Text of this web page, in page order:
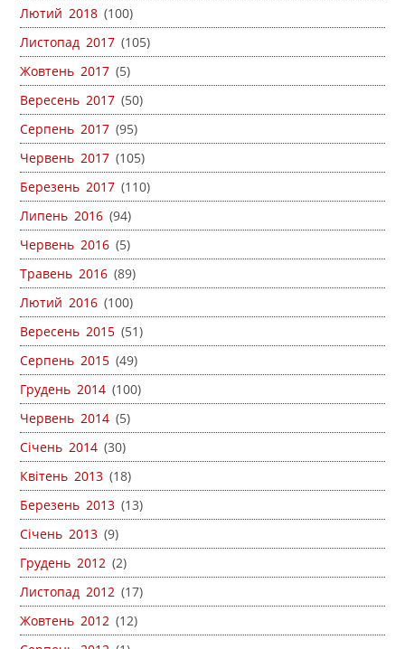
Лютий 2018 (100)
Листопад 2017 (105)
Жовтень 2017 (5)
Вересень 2017 (50)
Серпень 2017 (95)
Червень 2017 (105)
Березень 2017 (110)
Липень 2016 (94)
Червень 2016 (5)
Травень 2016 (89)
Лютий 2016 (100)
Вересень 2015 (51)
Серпень 2015 (49)
Грудень 2014 (100)
Червень 2014 (5)
Січень 2014 (30)
Квітень 2013 (18)
Березень 2013 (13)
Січень 2013 (9)
Грудень 2012 (2)
Листопад 2012 (17)
Жовтень 2012 (12)